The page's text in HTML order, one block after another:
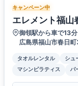
キャンペーン中
エレメント福山
御領駅から車で13分
広島県福山市春日
タオルレンタル シュ
マシンピラティス
パ